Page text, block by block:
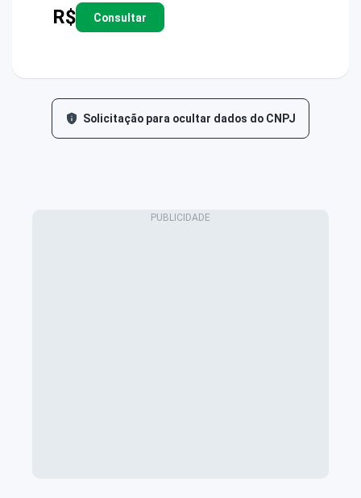
R$ Consultar
Solicitação para ocultar dados do CNPJ